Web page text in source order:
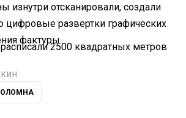
изнутри отсканировали, создали
цифровые развертки графических
фактуры.
2500 квадратных метров